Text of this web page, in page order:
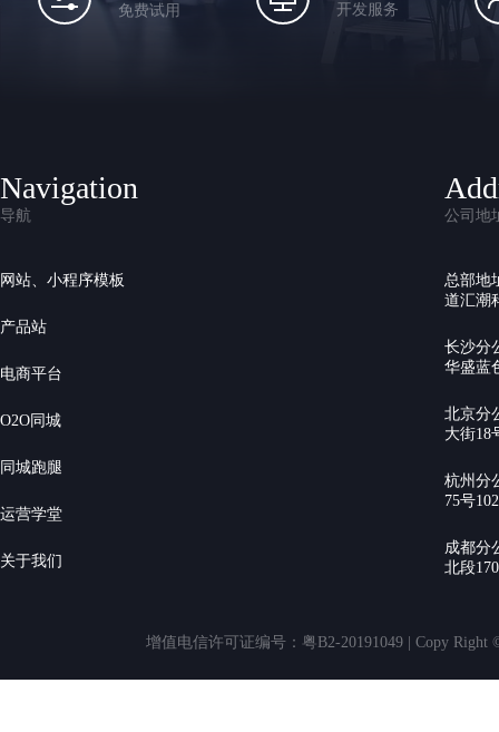
免费试用 开发服务
Navigation
导航
网站、小程序模板
产品站
电商平台
O2O同城
同城跑腿
运营学堂
关于我们
公司地
总部地
道汇潮
长沙分
华盛蓝
北京分
大街18
杭州分
75号
成都分
北段
增值电信许可证编号：粤B2-20191049 | Copy